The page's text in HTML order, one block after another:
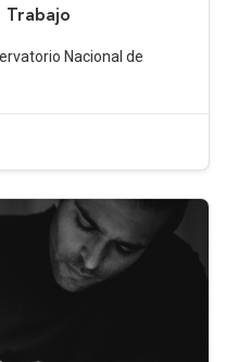
Trabajo
Nacional de